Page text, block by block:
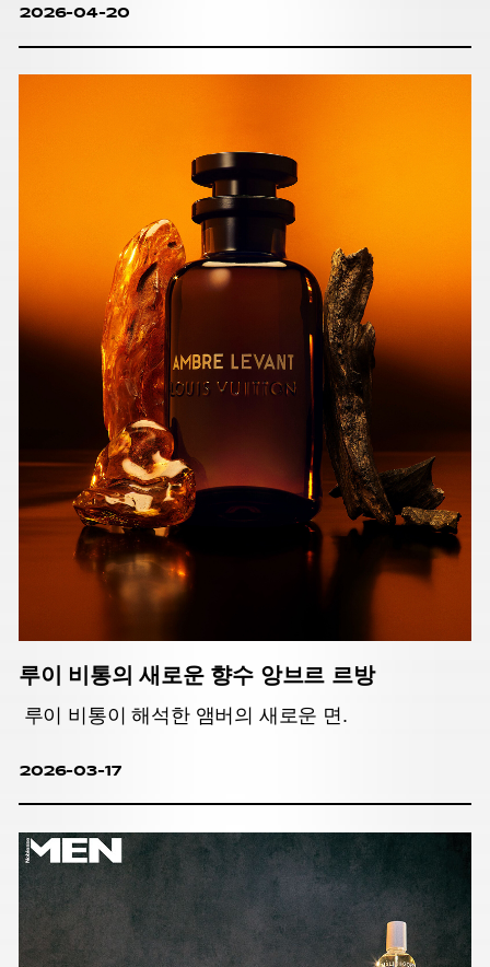
2026-04-20
루이 비통의 새로운 향수 앙브르 르방
루이 비통이 해석한 앰버의 새로운 면.
2026-03-17